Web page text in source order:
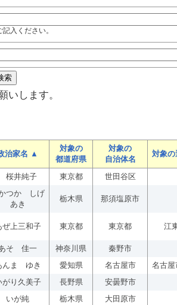
入ください。
いします。
治家名 ▲
対象の
都道府県
対象の
自治体名
対象の
桜井純子 東京都 世田谷区
つか しげ
あき
栃木県 那須塩原市
ぜ上三和子 東京都 東京都 江
そ 佳一 神奈川県 秦野市
んま ゆき 愛知県 名古屋市 名古屋
がり久美子 長野県 安曇野市
いが純 栃木県 大田原市